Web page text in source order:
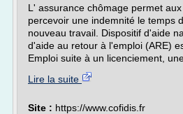
L' assurance chômage permet
percevoir une indemnité le temps
nouveau travail. Dispositif d'aide
d'aide au retour à l'emploi (ARE)
Emploi suite à un licenciement,
Lire la suite
Site : https://www.cofidis.fr